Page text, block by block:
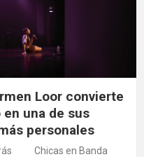
Loor convierte
una de sus
personales
Chicas en Banda